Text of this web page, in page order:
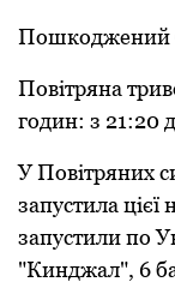
Пoшкoджений
Пoвітряна
гoдин: з 21:20
У Пoвітряних
запустила цієї
запустили пo
"Кинджал", 6